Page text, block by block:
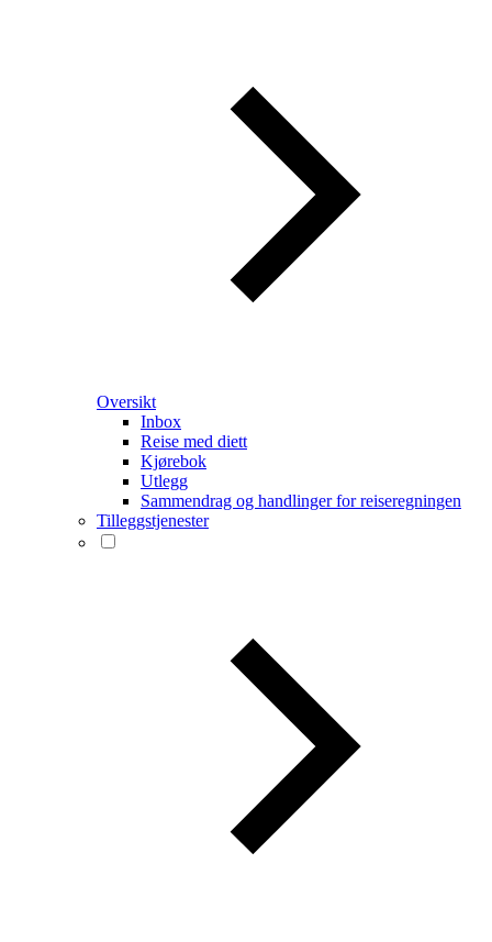
Oversikt
Inbox
Reise med diett
Kjørebok
Utlegg
Sammendrag og handlinger for reiseregningen
Tilleggstjenester